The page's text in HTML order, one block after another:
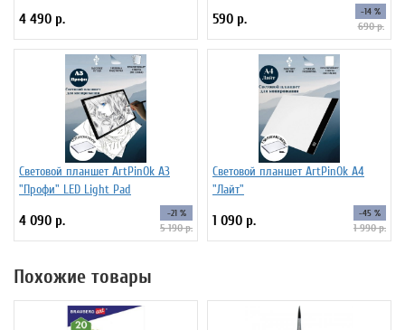
стаканчиками
4 490 р. 590 р. -14 %
690 р.
Световой планшет ArtPinOk А3
"Профи" LED Light Pad
4 090 р. -21 %
5 190 р.
Световой планшет ArtPinOk А4
"Лайт"
1 090 р. -45 %
1 990 р.
Похожие товары